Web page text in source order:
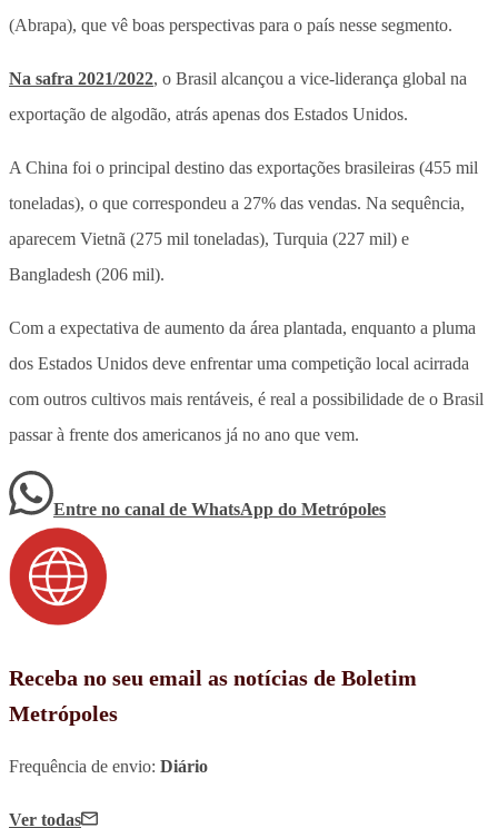
(Abrapa), que vê boas perspectivas para o país nesse segmento.
Na safra 2021/2022, o Brasil alcançou a vice-liderança global na
exportação de algodão, atrás apenas dos Estados Unidos.
A China foi o principal destino das exportações brasileiras (455 mil
toneladas), o que correspondeu a 27% das vendas. Na sequência,
aparecem Vietnã (275 mil toneladas), Turquia (227 mil) e
Bangladesh (206 mil).
Com a expectativa de aumento da área plantada, enquanto a pluma
dos Estados Unidos deve enfrentar uma competição local acirrada
com outros cultivos mais rentáveis, é real a possibilidade de o Brasil
passar à frente dos americanos já no ano que vem.
Entre no canal de WhatsApp do Metrópoles
Receba no seu email as notícias de Boletim
Metrópoles
Frequência de envio: Diário
Ver todas